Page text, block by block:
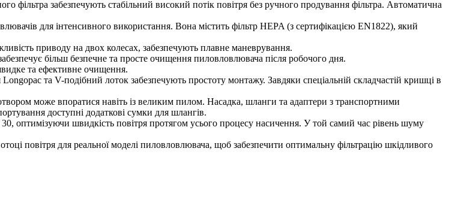
фільтра забезпечують стабільний високий потік повітря без ручного продування фільтра. Автоматична
для інтенсивного використання. Вона містить фільтр HEPA (з сертифікацією EN1822), який
приводу на двох колесах, забезпечують плавне маневрування.
більш безпечне та просте очищення пиловловлювача після робочого дня.
та ефективне очищення.
та V-подібний лоток забезпечують простоту монтажу. Завдяки спеціальній складчастій кришці в
може впоратися навіть із великим пилом. Насадка, шланги та адаптери з транспортними
доступні додаткові сумки для шлангів.
оптимізуючи швидкість повітря протягом усього процесу насичення. У той самий час рівень шуму
повітря для реальної моделі пиловловлювача, щоб забезпечити оптимальну фільтрацію шкідливого